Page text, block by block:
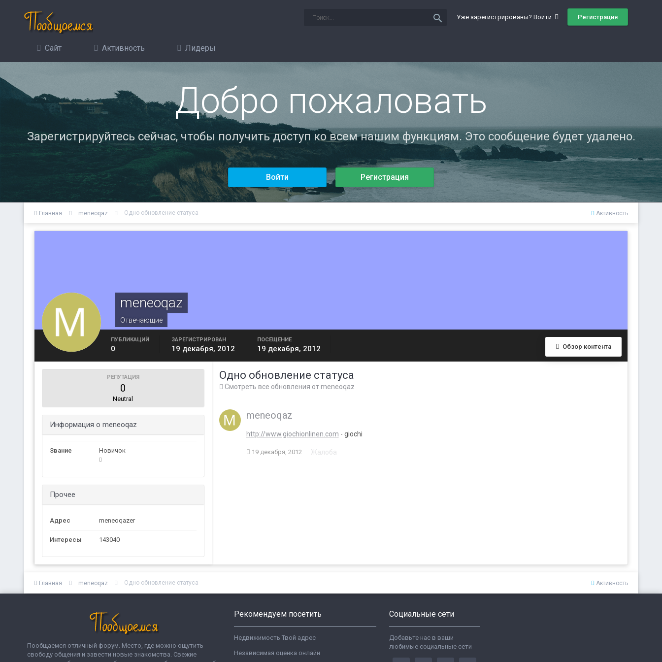
Уже зарегистрированы? Войти Регистрация
search
Сайт Активность Лидеры
Добро пожаловать
Зарегистрируйтесь сейчас, чтобы получить доступ ко всем нашим функциям. Это сообщение будет удалено.
Войти Регистрация
Активность
Главная meneoqaz Одно обновление статуса
meneoqaz
Отвечающие
Обзор контента
ПУБЛИКАЦИЙ
0
ЗАРЕГИСТРИРОВАН
19 декабря, 2012
ПОСЕЩЕНИЕ
19 декабря, 2012
РЕПУТАЦИЯ
0
Neutral
Информация о meneoqaz
Звание Новичок
Прочее
Адрес meneoqazer
Интересы 143040
Одно обновление статуса
Смотреть все обновления от meneoqaz
meneoqaz
http://www.giochionlinen.com - giochi
19 декабря, 2012 Жалоба
Активность
Главная meneoqaz Одно обновление статуса
Пообщаемся отличный форум. Место, где можно ощутить
свободу общения и завести новые знакомства. Свежие
Рекомендуем посетить
Недвижимость Твой адрес
Независимая оценка онлайн
Социальные сети
Добавьте нас в ваши
любимые социальные сети